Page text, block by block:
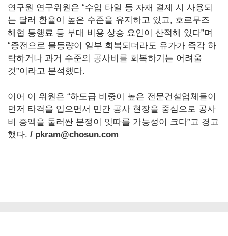
연구원 연구위원은 “수입 타일 등 자재 결제 시 사용되
는 달러 환율이 높은 수준을 유지하고 있고, 호르무즈
해협 통행료 등 부대 비용 상승 요인이 산적해 있다”며
“종전으로 물동량이 일부 회복되더라도 유가가 즉각 하
락하거나 과거 수준의 공사비를 회복하기는 어려울
것”이라고 분석했다.
이어 이 위원은 “하도급 비중이 높은 전문건설업체들이
먼저 타격을 입으면서 민간 공사 현장을 중심으로 공사
비 증액을 둘러싼 분쟁이 잇따를 가능성이 크다”고 경고
했다. / pkram@chosun.com